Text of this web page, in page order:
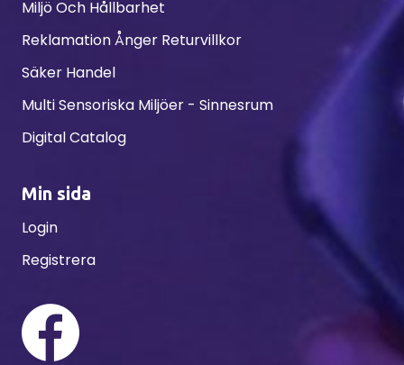
Miljö Och Hållbarhet
Reklamation Ånger Returvillkor
Säker Handel
Multi Sensoriska Miljöer - Sinnesrum
Digital Catalog
Min sida
Login
Registrera